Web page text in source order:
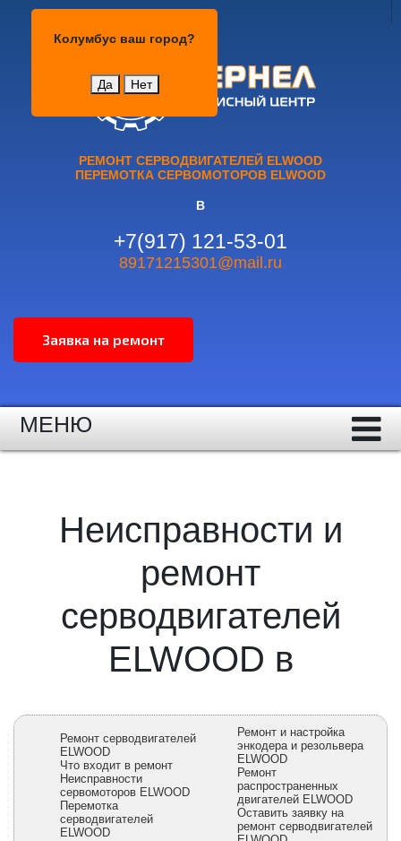
Колумбус ваш город?
Да Нет
РЕМОНТ СЕРВОДВИГАТЕЛЕЙ ELWOOD
ПЕРЕМОТКА СЕРВОМОТОРОВ ELWOOD
В
+7(917) 121-53-01
89171215301@mail.ru
МЕНЮ
Неисправности и
ремонт
серводвигателей
ELWOOD в
Ремонт серводвигателей
ELWOOD
Что входит в ремонт
Неисправности
сервомоторов ELWOOD
Перемотка
серводвигателей
ELWOOD
Ремонт и настройка
энкодера и резольвера
ELWOOD
Ремонт
распространенных
двигателей ELWOOD
Оставить заявку на
ремонт серводвигателей